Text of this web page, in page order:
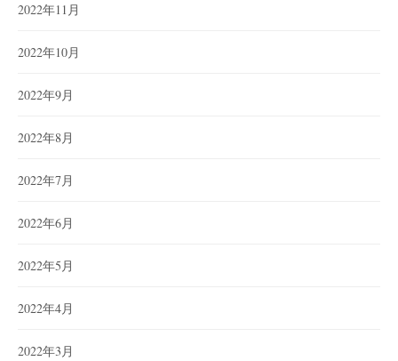
2022年11月
2022年10月
2022年9月
2022年8月
2022年7月
2022年6月
2022年5月
2022年4月
2022年3月